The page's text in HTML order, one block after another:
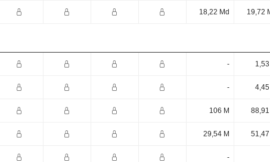
18,22 Md 19,72
- 1,53
- 4,45
106 M 88,91
29,54 M 51,47
-